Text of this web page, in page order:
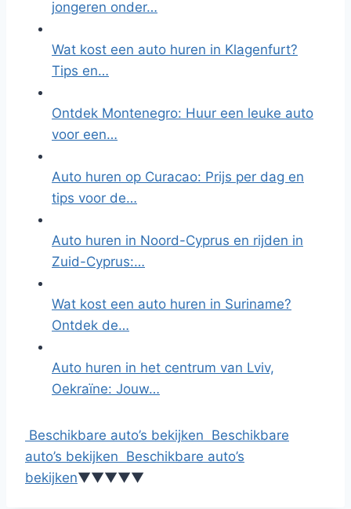
jongeren onder…
Wat kost een auto huren in Klagenfurt?
Tips en…
Ontdek Montenegro: Huur een leuke auto
voor een…
Auto huren op Curacao: Prijs per dag en
tips voor de…
Auto huren in Noord-Cyprus en rijden in
Zuid-Cyprus:…
Wat kost een auto huren in Suriname?
Ontdek de…
Auto huren in het centrum van Lviv,
Oekraïne: Jouw…
Beschikbare auto’s bekijken Beschikbare
auto’s bekijken Beschikbare auto’s
bekijken▼▼▼▼▼